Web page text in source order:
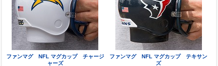
ファンマグ NFL マグカップ チャージ
ャーズ
ファンマグ NFL マグカップ テキサン
ズ